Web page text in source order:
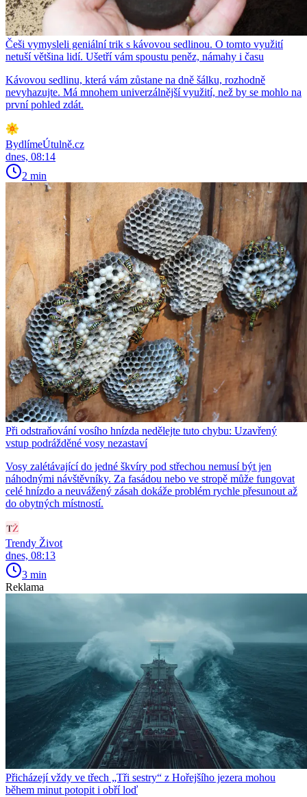
Češi vymysleli geniální trik s kávovou sedlinou. O tomto využití
netuší většina lidí. Ušetří vám spoustu peněz, námahy i času
Kávovou sedlinu, která vám zůstane na dně šálku, rozhodně
nevyhazujte. Má mnohem univerzálnější využití, než by se mohlo na
první pohled zdát.
BydlímeÚtulně.cz
dnes, 08:14
2 min
Při odstraňování vosího hnízda nedělejte tuto chybu: Uzavřený
vstup podrážděné vosy nezastaví
Vosy zalétávající do jedné škvíry pod střechou nemusí být jen
náhodnými návštěvníky. Za fasádou nebo ve stropě může fungovat
celé hnízdo a neuvážený zásah dokáže problém rychle přesunout až
do obytných místností.
Trendy Život
dnes, 08:13
3 min
Reklama
Přicházejí vždy ve třech „Tři sestry“ z Hořejšího jezera mohou
během minut potopit i obří loď